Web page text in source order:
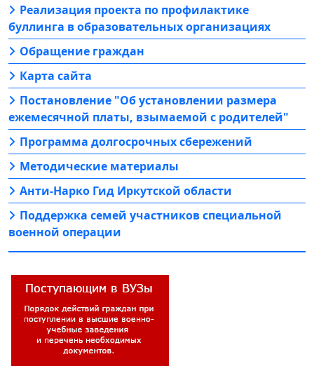
Реализация проекта по профилактике
буллинга в образовательных организациях
Обращение граждан
Карта сайта
Постановление "Об установлении размера
ежемесячной платы, взымаемой с родителей"
Программа долгосрочных сбережений
Методические материалы
Анти-Нарко Гид Иркутской области
Поддержка семей участников специальной
военной операции